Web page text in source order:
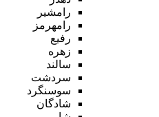
رامشیر
رامهرمز
رفیع
زهره
سالند
سردشت
سوسنگرد
شادگان